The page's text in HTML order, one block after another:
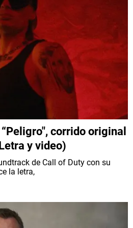
corrido original
y video)
de Call of Duty con su
la letra,